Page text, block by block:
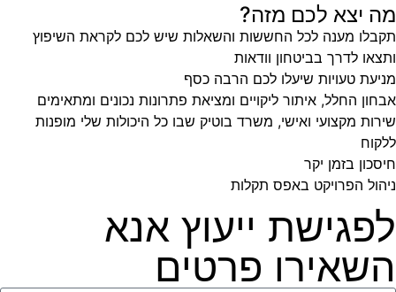
מה יצא לכם מזה?
תקבלו מענה לכל החששות והשאלות שיש לכם לקראת השיפוץ
ותצאו לדרך בביטחון וודאות
מניעת טעויות שיעלו לכם הרבה כסף
אבחון החלל, איתור ליקויים ומציאת פתרונות נכונים ומתאימים
שירות מקצועי ואישי, משרד בוטיק שבו כל היכולות שלי מופנות
ללקוח
חיסכון בזמן יקר
ניהול הפרויקט באפס תקלות
לפגישת ייעוץ אנא
השאירו פרטים